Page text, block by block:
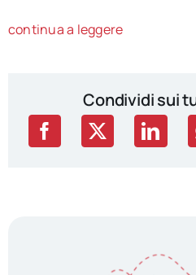
continua a leggere
Condividi sui